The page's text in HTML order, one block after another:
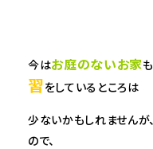
今はお庭のないお家
習をしているところは
少ないかもしれませんが
ので、